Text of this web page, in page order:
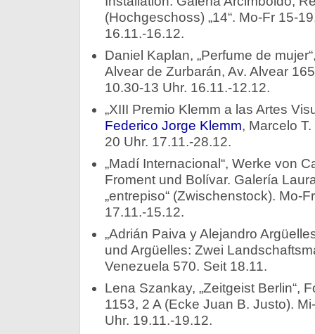
(Hochgeschoss) „14“. Mo-Fr 15-
16.11.-16.12.
Daniel Kaplan, „Perfume de
Alvear de Zurbarán, Av. Alvear
10.30-13 Uhr. 16.11.-12.12.
„XIII Premio Klemm a las Artes
Federico Jorge Klemm, Marcelo
20 Uhr. 17.11.-28.12.
„Madí Internacional“, Werke von
Froment und Bolívar. Galería
„entrepiso“ (Zwischenstock). Mo-
17.11.-15.12.
„Adrián Paiva y Alejandro
und Argüelles: Zwei
Venezuela 570. Seit 18.11.
Lena Szankay, „Zeitgeist Berlin“,
1153, 2 A (Ecke Juan B. Justo).
Uhr. 19.11.-19.12.